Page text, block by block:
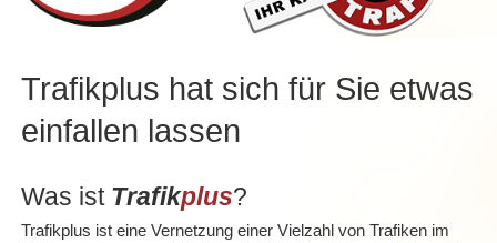
Trafikplus hat sich für Sie etwas
einfallen lassen
Was ist Trafikplus?
Trafikplus ist eine Vernetzung einer Vielzahl von Trafiken im